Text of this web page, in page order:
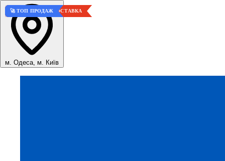
м. Одеса, м. Київ
🚀 ТОП ПРОДАЖ
⚡ БЕСПЛАТНАЯ ДОСТАВКА
🚀 ТОП ПРОДАЖ